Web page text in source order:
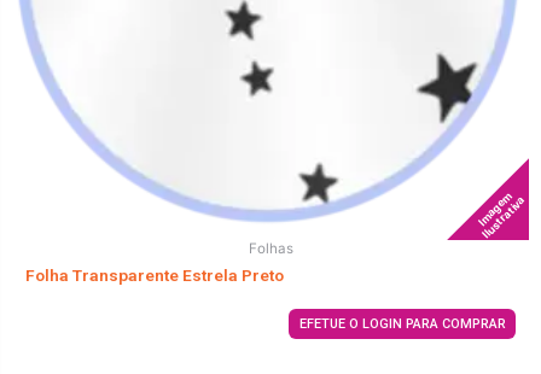
Imagem
Ilustrativa
Folhas
Folha Transparente Estrela Preto
EFETUE O LOGIN PARA COMPRAR